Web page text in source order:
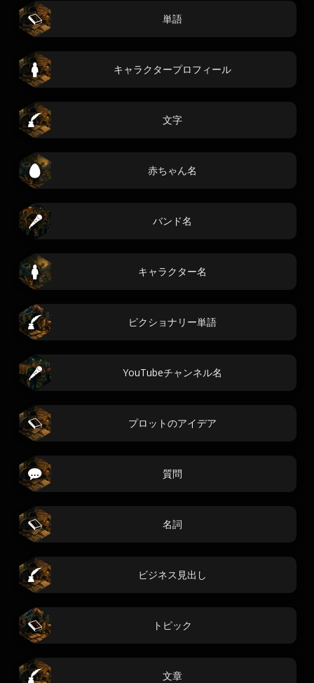
単語
キャラクタープロフィール
文字
赤ちゃん名
バンド名
キャラクター名
ピクショナリー単語
YouTubeチャンネル名
プロットのアイデア
質問
名詞
ビジネス見出し
トピック
文章